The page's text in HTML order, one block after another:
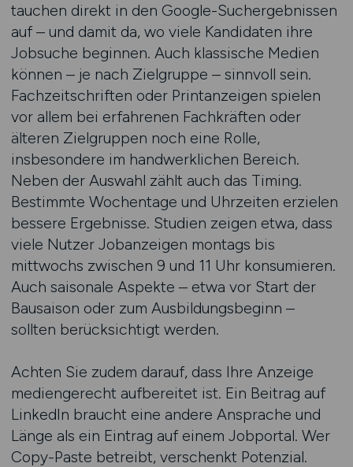
tauchen direkt in den Google-Suchergebnissen
auf – und damit da, wo viele Kandidaten ihre
Jobsuche beginnen. Auch klassische Medien
können – je nach Zielgruppe – sinnvoll sein.
Fachzeitschriften oder Printanzeigen spielen
vor allem bei erfahrenen Fachkräften oder
älteren Zielgruppen noch eine Rolle,
insbesondere im handwerklichen Bereich.
Neben der Auswahl zählt auch das Timing.
Bestimmte Wochentage und Uhrzeiten erzielen
bessere Ergebnisse. Studien zeigen etwa, dass
viele Nutzer Jobanzeigen montags bis
mittwochs zwischen 9 und 11 Uhr konsumieren.
Auch saisonale Aspekte – etwa vor Start der
Bausaison oder zum Ausbildungsbeginn –
sollten berücksichtigt werden.
Achten Sie zudem darauf, dass Ihre Anzeige
mediengerecht aufbereitet ist. Ein Beitrag auf
LinkedIn braucht eine andere Ansprache und
Länge als ein Eintrag auf einem Jobportal. Wer
Copy-Paste betreibt, verschenkt Potenzial.